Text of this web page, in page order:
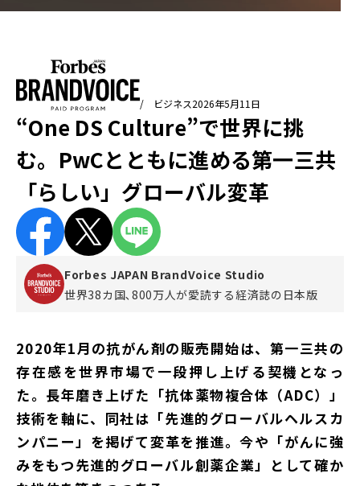
/ ビジネス2026年5月11日
“One DS Culture”で世界に挑
む。PwCとともに進める第一三共
「らしい」グローバル変革
Forbes JAPAN BrandVoice Studio
世界38カ国､800万人が愛読する 経済誌の日本版
2020年1月の抗がん剤の販売開始は、第一三共の
存在感を世界市場で一段押し上げる契機となっ
た。長年磨き上げた「抗体薬物複合体（ADC）」
技術を軸に、同社は「先進的グローバルヘルスカ
ンパニー」を掲げて変革を推進。今や「がんに強
みをもつ先進的グローバル創薬企業」として確か